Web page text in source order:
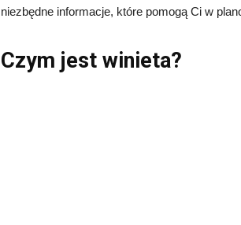
niezbędne informacje, które pomogą Ci w
Czym jest winieta?